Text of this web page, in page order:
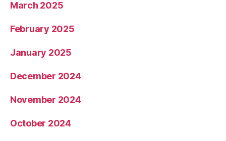
March 2025
February 2025
January 2025
December 2024
November 2024
October 2024